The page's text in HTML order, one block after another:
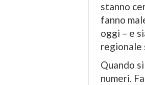
stanno
fanno
oggi – e
regionale
Quando
numeri.